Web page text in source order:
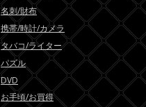
名刺/財布
携帯/時計/カメラ
タバコ/ライター
パズル
DVD
お手頃/お買得